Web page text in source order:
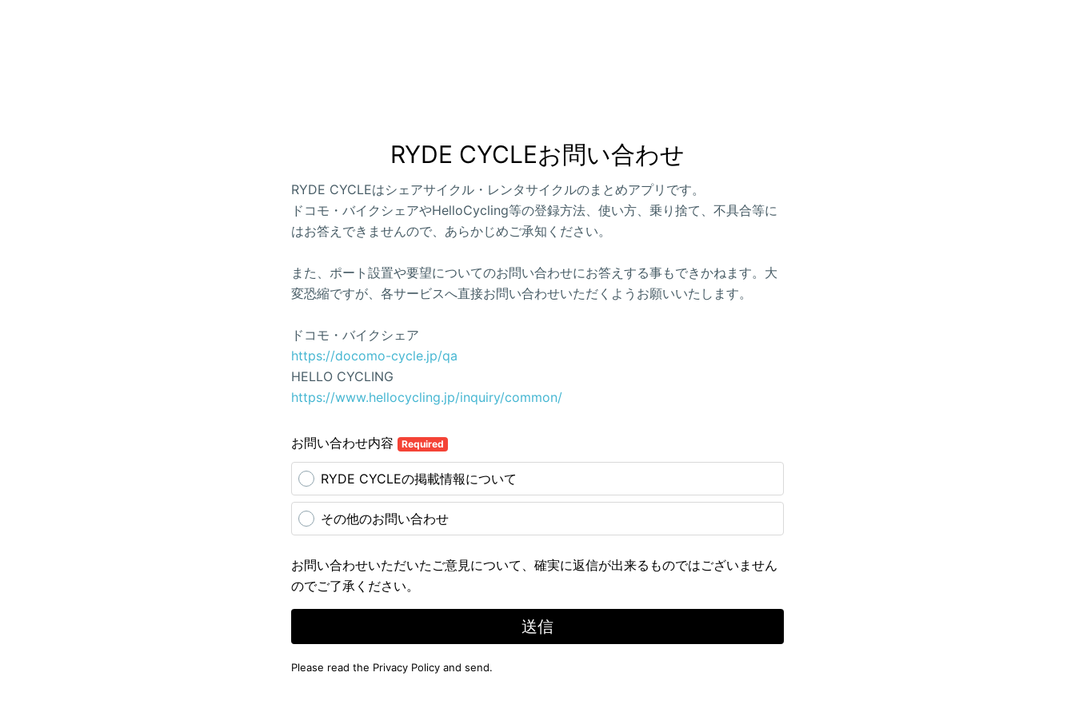
RYDE CYCLEお問い合わせ
RYDE CYCLEはシェアサイクル・レンタサイクルのまとめアプリです。
ドコモ・バイクシェアやHelloCycling等の登録方法、使い方、乗り捨て、不具合等に
はお答えできませんので、あらかじめご承知ください。
また、ポート設置や要望についてのお問い合わせにお答えする事もできかねます。大
変恐縮ですが、各サービスへ直接お問い合わせいただくようお願いいたします。
ドコモ・バイクシェア
https://docomo-cycle.jp/qa
HELLO CYCLING
https://www.hellocycling.jp/inquiry/common/
お問い合わせ内容 Required
RYDE CYCLEの掲載情報について
その他のお問い合わせ
お問い合わせいただいたご意見について、確実に返信が出来るものではございません
のでご了承ください。
送信
Please read the Privacy Policy and send.